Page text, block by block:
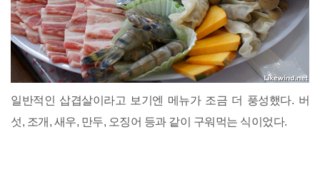
일반적인 삽겹살이라고 보기엔 메뉴가 조금 더 풍성했다. 버
섯, 조개, 새우, 만두, 오징어 등과 같이 구워먹는 식이었다.